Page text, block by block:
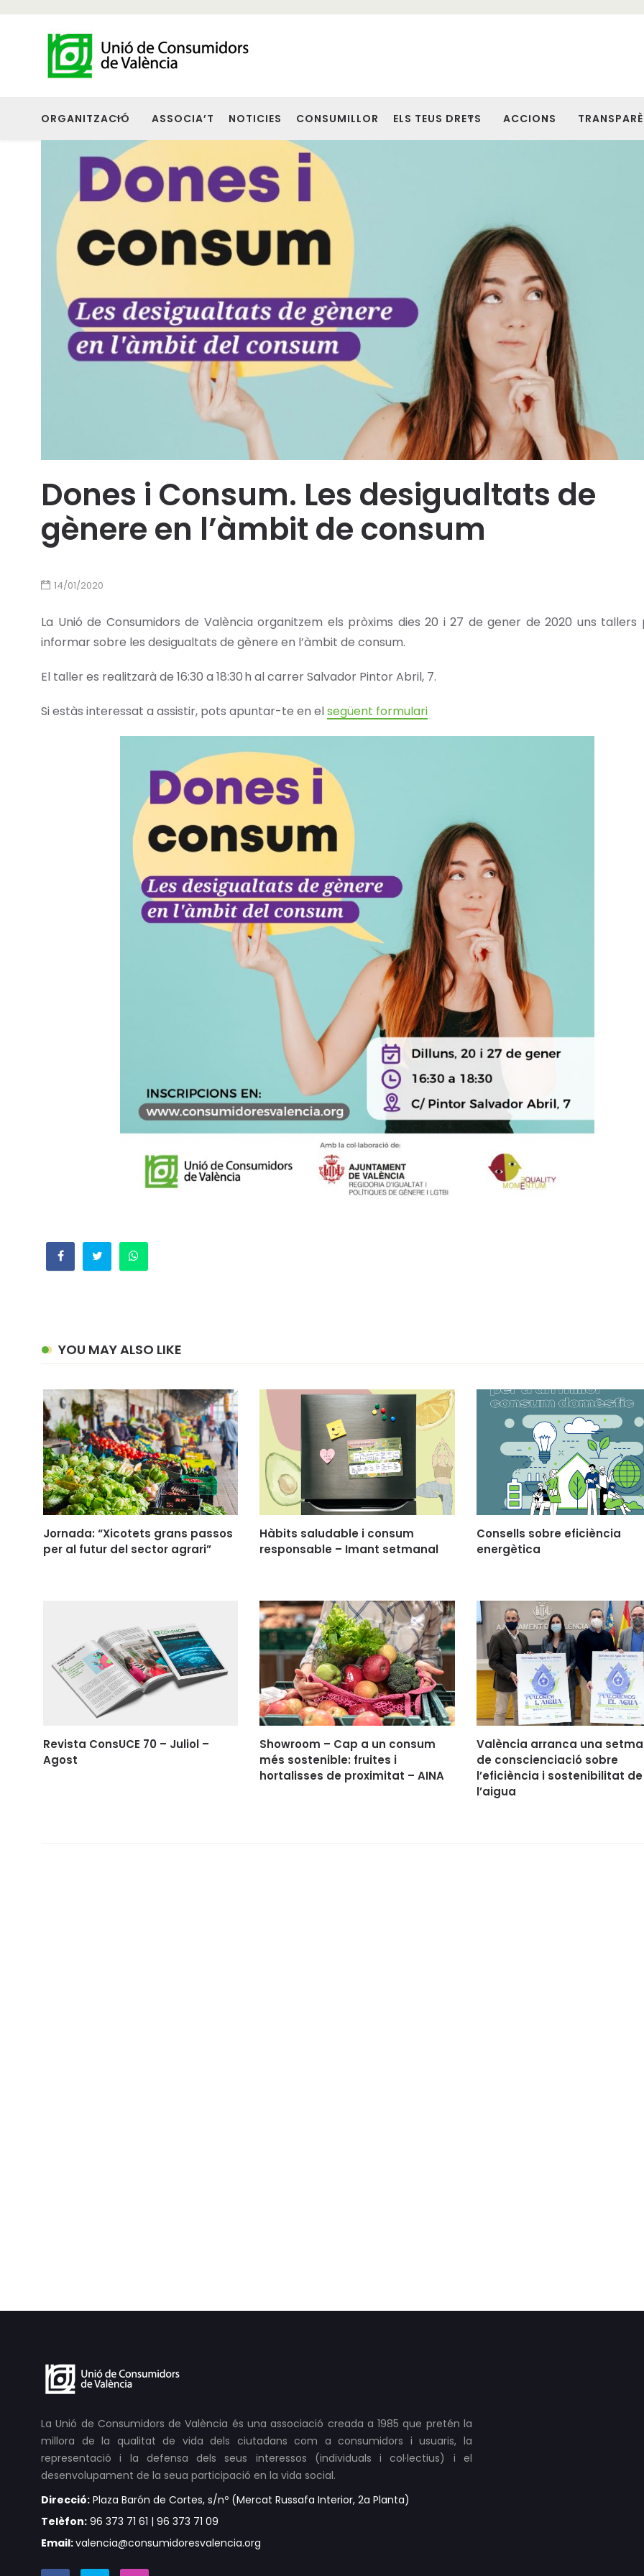
ORGANITZACIÓ ASSOCIA’T NOTICIES CONSUMILLOR ELS TEUS DRETS ACCIONS
Dones i Consum. Les desigualtats de
gènere en l’àmbit de consum
14/01/2020
La Unió de Consumidors de València organitzem els pròxims dies 20 i 27 de gener de 2020 uns tallers
informar sobre les desigualtats de gènere en l’àmbit de consum.
El taller es realitzarà de 16:30 a 18:30 h al carrer Salvador Pintor Abril, 7.
Si estàs interessat a assistir, pots apuntar-te en elsegüent formulari
YOU MAY ALSO LIKE
Jornada: “Xicotets grans passos
per al futur del sector agrari”
Hàbits saludable i consum
responsable – Imant setmanal
Consells sobre eficiència
energètica
Revista ConsUCE 70 – Juliol –
Agost
Showroom – Cap a un consum
més sostenible: fruites i
hortalisses de proximitat – AINA
València arranca una
de conscienciació sobre
l’eficiència i sostenibilitat de
l’aigua
La Unió de Consumidors de València és una associació creada a 1985 que pretén la
millora de la qualitat de vida dels ciutadans com a consumidors i usuaris, la
representació i la defensa dels seus interessos (individuals i col·lectius) i el
desenvolupament de la seua participació en la vida social.
Direcció: Plaza Barón de Cortes, s/nº (Mercat Russafa Interior, 2a Planta)
Telèfon: 96 373 71 61 | 96 373 71 09
Email:valencia@consumidoresvalencia.org